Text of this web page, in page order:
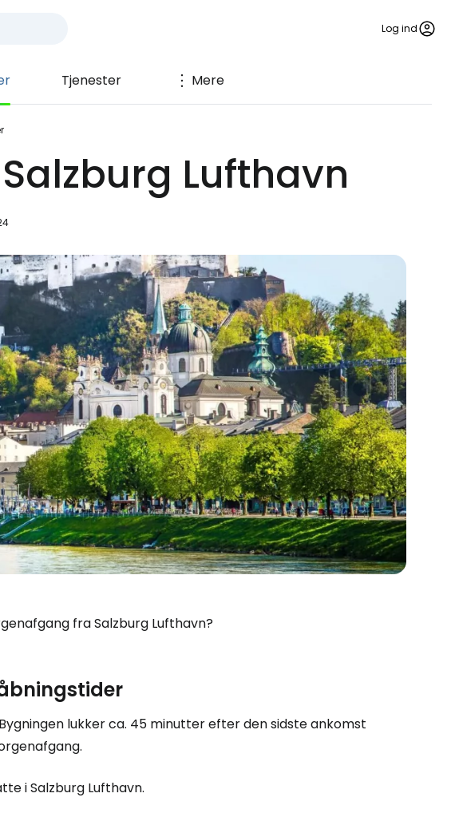
Log ind
Tjenester Mere
Lufthavn
fra Salzburg Lufthavn?
lukker ca. 45 minutter efter den sidste ankomst
i Salzburg Lufthavn.
Cestee
rejsefællesskab